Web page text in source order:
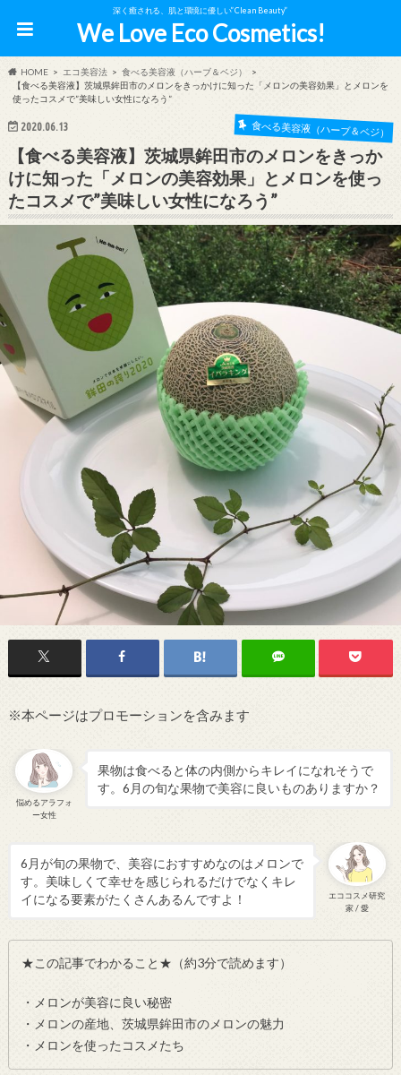
深く癒される、肌と環境に優しい”Clean Beauty”
We Love Eco Cosmetics!
HOME エコ美容法
食べる美容液（ハーブ＆ベジ）
【食べる美容液】茨城県鉾田市のメロンをきっかけに知った「メロンの美容効果」とメロンを
使ったコスメで”美味しい女性になろう”
2020.06.13 食べる美容液（ハーブ＆ベジ）
【食べる美容液】茨城県鉾田市のメロンをきっか
けに知った「メロンの美容効果」とメロンを使っ
たコスメで”美味しい女性になろう”
※本ページはプロモーションを含みます
悩めるアラフォ
ー女性
果物は食べると体の内側からキレイになれそうで
す。6月の旬な果物で美容に良いものありますか？
エココスメ研究
家 / 愛
6月が旬の果物で、美容におすすめなのはメロンで
す。美味しくて幸せを感じられるだけでなくキレ
イになる要素がたくさんあるんですよ！
★この記事でわかること★（約3分で読めます）
・メロンが美容に良い秘密
・メロンの産地、茨城県鉾田市のメロンの魅力
・メロンを使ったコスメたち